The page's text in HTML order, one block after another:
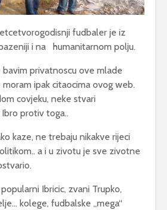
fudbaler je iz
i na humanitarnom polju.
bavim privatnoscu ove mlade
ipak citaocima ovog web.
covjeku, neke stvari
protiv toga..
kaze, ne trebaju nikakve rijeci
a i u zivotu je sve zivotne
Ibricic, zvani Trupko,
kolege, fudbalske „mega“